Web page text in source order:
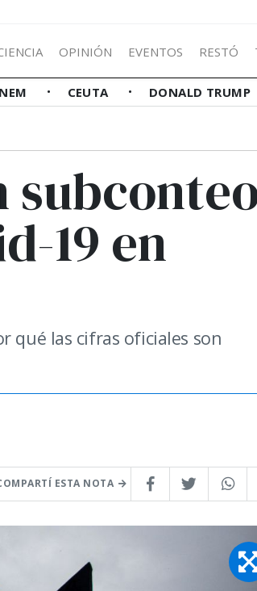
OPINIÓN EVENTOS RESTÓ
CEUTA DONALD TRUMP
19 en
qué las cifras oficiales son
ESTA NOTA